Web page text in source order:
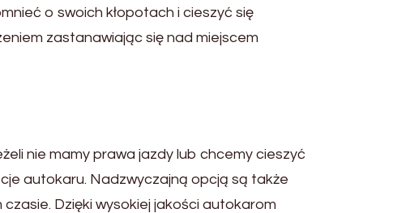
o swoich kłopotach i cieszyć się
zastanawiając się nad miejscem
nie mamy prawa jazdy lub chcemy cieszyć
autokaru. Nadzwyczajną opcją są także
Dzięki wysokiej jakości autokarom